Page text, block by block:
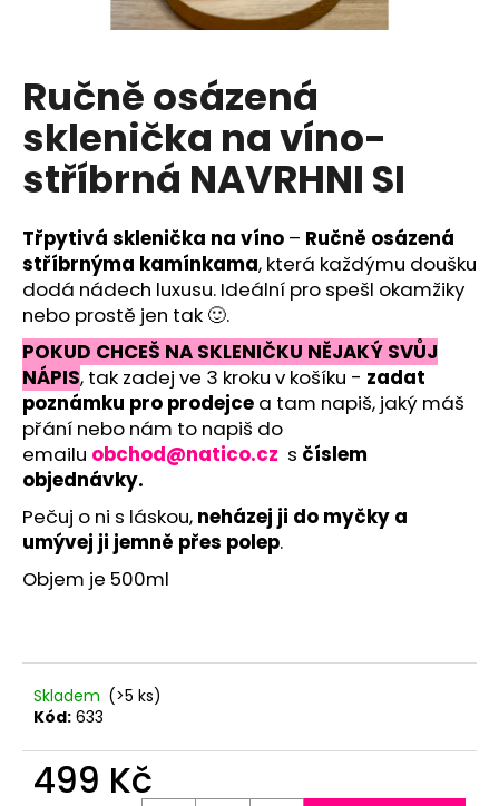
Ručně osázená
sklenička na víno-
stříbrná NAVRHNI SI
Třpytivá sklenička na víno – Ručně osázená
stříbrnýma kamínkama, která každýmu doušku
dodá nádech luxusu. Ideální pro spešl okamžiky
nebo prostě jen tak 🙂.
POKUD CHCEŠ NA SKLENIČKU NĚJAKÝ SVŮJ
NÁPIS, tak zadej ve 3 kroku v košíku - zadat
poznámku pro prodejce a tam napiš, jaký máš
přání nebo nám to napiš do
emailu obchod@natico.cz s číslem
objednávky.
Pečuj o ni s láskou, neházej ji do myčky a
umývej ji jemně přes polep.
Objem je 500ml
Skladem (>5 ks)
Kód: 633
499 Kč
í
t
?
HLEDAT
D
o
p
o
r
u
u
j
e